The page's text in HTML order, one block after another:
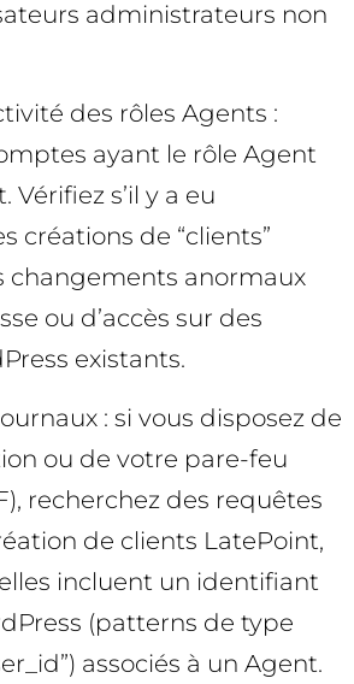
administrateurs non
des rôles Agents :
ayant le rôle Agent
Vérifiez s’il y a eu
créations de “clients”
changements anormaux
ou d’accès sur des
existants.
: si vous disposez de
ou de votre pare-feu
recherchez des requêtes
de clients LatePoint,
incluent un identifiant
(patterns de type
associés à un Agent.